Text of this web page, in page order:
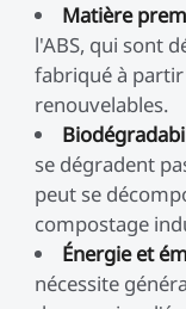
Matière
l'ABS, qui sont
fabriqué à
renouvelables.
se dégradent
peut se
compostage
Énergie et
nécessite